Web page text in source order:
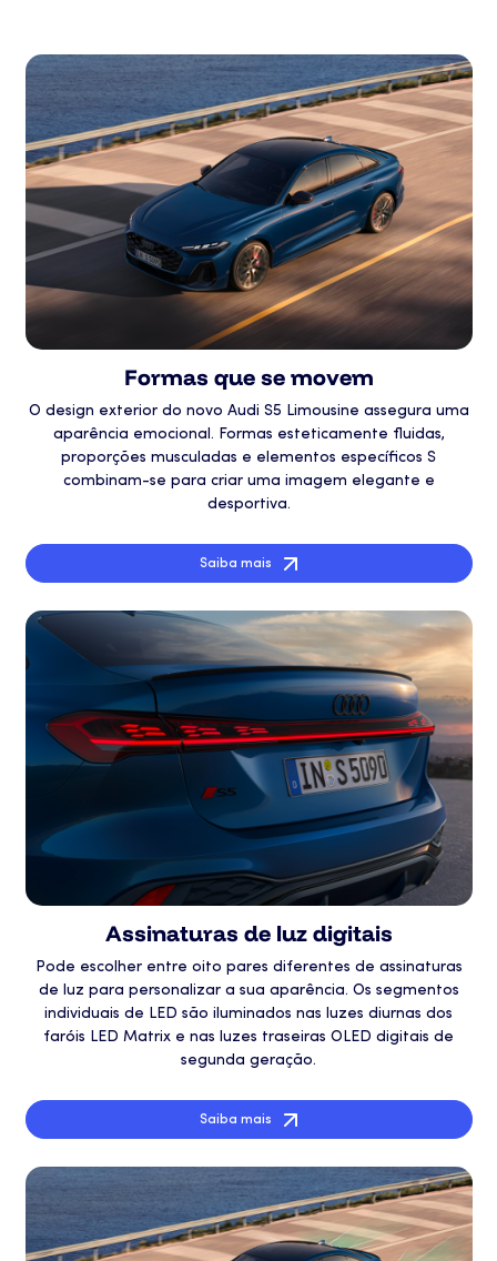
Formas que se movem
O design exterior do novo Audi S5 Limousine assegura uma
aparência emocional. Formas esteticamente fluidas,
proporções musculadas e elementos específicos S
combinam-se para criar uma imagem elegante e
desportiva.
Saiba mais
Assinaturas de luz digitais
Pode escolher entre oito pares diferentes de assinaturas
de luz para personalizar a sua aparência. Os segmentos
individuais de LED são iluminados nas luzes diurnas dos
faróis LED Matrix e nas luzes traseiras OLED digitais de
segunda geração.
Saiba mais